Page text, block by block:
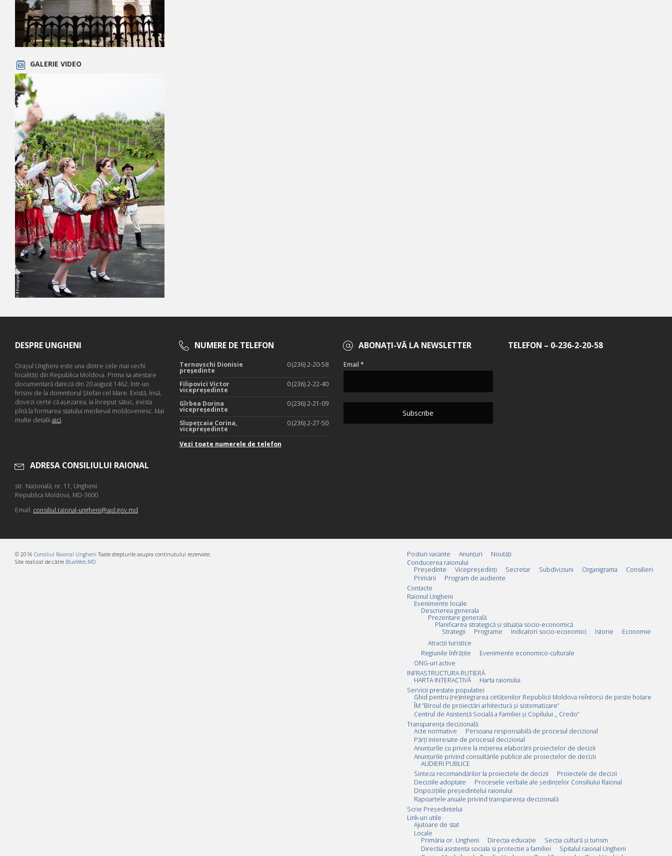
GALERIE VIDEO
DESPRE UNGHENI
Oraşul Ungheni este una dintre cele mai vechi
localităţi din Republica Moldova. Prima sa atestare
documentară dateză din 20 august 1462, într-un
hrisov de la domnitorul Ştefan cel Mare. Există, însă,
dovezi certe că aşezarea, la început sătuc, exista
pînă la formarea statului medieval moldovenesc. Mai
multe detalii aici.
NUMERE DE TELEFON
Ternovschi Dionisie
președinte
0 (236) 2-20-58
Filipovici Victor
vicepreședinte
0 (236) 2-22-40
Gîrbea Dorina
vicepreședinte
0 (236) 2-21-09
Slupețcaia Corina,
vicepreședinte
0 (236) 2-27-50
Vezi toate numerele de telefon
ABONAȚI-VĂ LA NEWSLETTER
Email *
TELEFON – 0-236-2-20-58
ADRESA CONSILIULUI RAIONAL
str. Naţională, nr. 11, Ungheni
Republica Moldova, MD-3600
Email: consiliul.raional-ungheni@apl.gov.md
Posturi vacante Anunțuri
Noutăți
Conducerea raionului
Preşedinte
Vicepreşedinţi Secretar Subdiviziuni Organigrama
Consilieri
Primării
Program de audiente
Contacte
Raionul Ungheni
Evenimente locale
Descrierea generala
Prezentare generală
Planificarea strategică și situația socio-economică
Strategii
Programe Indicatori socio-economici Istorie
Economie
Atracții turistice
Regiunile înfrățite
Evenimente economico-culturale
ONG-uri active
INFRASTRUCTURA RUTIERĂ
HARTA INTERACTIVĂ
Harta raionului
Servicii prestate populatiei
Ghid pentru (re)integrarea cetățenilor Republicii Moldova reîntorși de peste hotare
ÎM ”Biroul de proiectări arhitectură și sistematizare”
Centrul de Asistență Socială a Familiei și Copilului ,, Credo”
Transparența decizională
Acte normative
Persoana responsabilă de procesul decizional
Părți interesate de procesul decizional
Anunțurile cu privire la inițierea elaborării proiectelor de decizii
Anunțurile privind consultările publice ale proiectelor de decizii
AUDIERI PUBLICE
Sinteza recomandărilor la proiectele de decizii
Proiectele de decizii
Deciziile adoptate
Procesele verbale ale ședințelor Consiliului Raional
Dispozițiile președintelui raionului
Rapoartele anuale privind transparența decizională
Scrie Preşedintelui
Link-uri utile
Ajutoare de stat
Locale
Primăria or. Ungheni
Direcția educație
Secția cultură și turism
Directia asistenta sociala si protectie a familiei
Spitalul raional Ungheni
© 2016 Consiliul Raional Ungheni Toate drepturile asupra continutului rezervate.
Site realizat de către BlueWeb.MD